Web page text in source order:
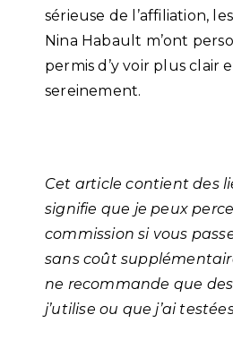
sérieuse de l’affiliation,
Nina Habault m’ont
permis d’y voir plus clair
sereinement.
Cet article contient des
signifie que je peux
commission si vous
sans coût
ne recommande que
j’utilise ou que j’ai